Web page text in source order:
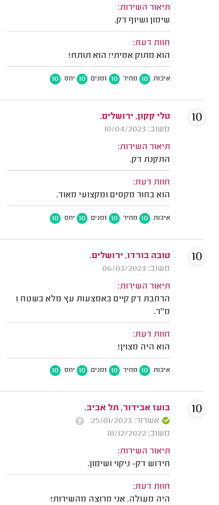
תיאור השירות:
שימון ושיוף דק.
חוות דעת:
הוא מתוק אמיתי! הוא תותח!
איכות 10 מחיר 10 זמנים 10 יחס 10
טלי קקון, ירושלים.
משוב: 10/04/2023
תיאור השירות:
התקנת דק.
חוות דעת:
הוא בחור מקסים ומקצועי מאוד.
איכות 10 מחיר 10 זמנים 10 יחס 10
10
טובה בורדו, ירושלים.
משוב: 06/03/2023
תיאור השירות:
הרחבת דק קיים באמצעות עץ מלא בשטח 1
מ''ר.
חוות דעת:
הוא היה מצוין!
איכות 10 מחיר 10 זמנים 10 יחס 10
10
בועז אבידור, תל אביב.
אשרור: 25/01/2023
משוב: 18/12/2022
תיאור השירות:
חידוש דק- ניקוי ושימון.
חוות דעת:
היה מעולה. אני מרוצה מהשירות!
10